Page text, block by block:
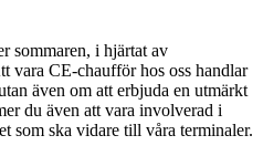
sommaren, i hjärtat av
vara CE-chaufför hos oss handlar
även om att erbjuda en utmärkt
du även att vara involverad i
som ska vidare till våra terminaler.